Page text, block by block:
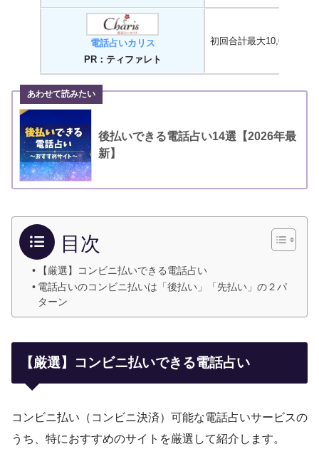
電話占いカリス
PR：ティファレト
初回合計最大10,000円分
後払いできる電話占い14選【2026年最
新】
目次
【厳選】コンビニ払いできる電話占い
電話占いのコンビニ払いは「後払い」「先払い」の２パ
ターン
【厳選】コンビニ払いできる電話占い
コンビニ払い（コンビニ決済）可能な電話占いサービスの
うち、特におすすめのサイトを厳選して紹介します。